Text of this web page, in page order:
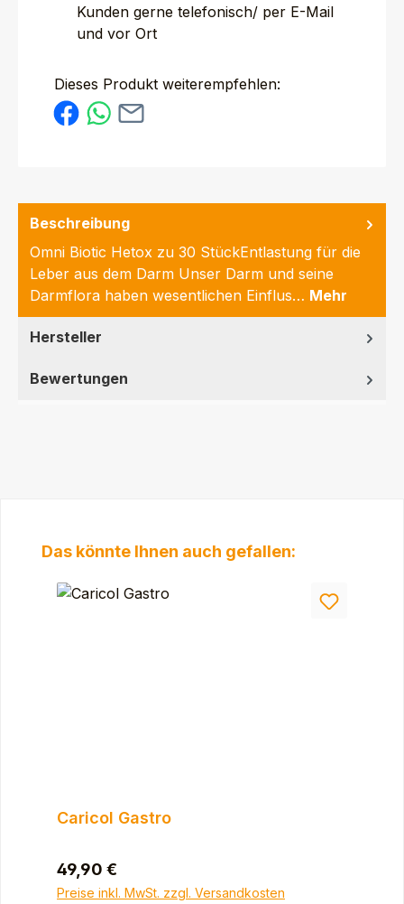
Kunden gerne telefonisch/ per E-Mail
und vor Ort
Dieses Produkt weiterempfehlen:
Beschreibung
Omni Biotic Hetox zu 30 StückEntlastung für die
Leber aus dem Darm Unser Darm und seine
Darmflora haben wesentlichen Einflus… Mehr
Hersteller
Bewertungen
Produktgalerie überspringen
Das könnte Ihnen auch gefallen:
Caricol Gastro
Regulärer Preis:
49,90 €
Preise inkl. MwSt. zzgl. Versandkosten